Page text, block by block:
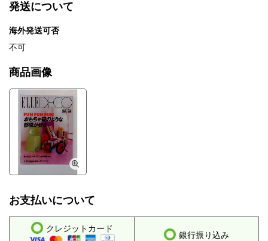
発送について
海外発送可否
不可
商品画像
お支払いについて
クレジットカード
銀行振り込み